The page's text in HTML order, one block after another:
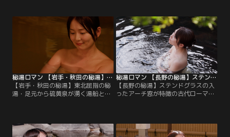
天風呂があります。白い濁り湯が満
たされ、硫黄の成分が含まれるお湯
はちょうどいい湯加減です。魅力た
っぷりの湯と風呂を堪能します。
文化財でもあるこの温泉は深さ130
センチの立ち湯で足元から源泉が湧
きだしています。清流沿いの宿らし
く川沿いにも露天風呂も源泉掛け流
しです。
秘湯ロマン 【岩手・秋田の秘湯】東北屈指の秘湯・足元から硫黄泉が湧く湯船と400年守り抜かれてきた白濁のお湯
【岩手・秋田の秘湯】東北屈指の秘
湯・足元から硫黄泉が湧く湯船と
露天風呂と出会いました。豪雪地帯
の山中に湧く秘湯・蒸ノ湯温泉で
秘湯ロマン 【長野の秘湯】ステンドグラスの入ったアーチ窓が特徴の古代ローマ帝国の公衆浴場をイメージした「浪漫風呂」で贅沢なひと時
【長野の秘湯】ステンドグラスの入
ったアーチ窓が特徴の古代ローマ帝
大浴場がありました。蕨温泉では、
開放感あふれる展望露天風呂を体